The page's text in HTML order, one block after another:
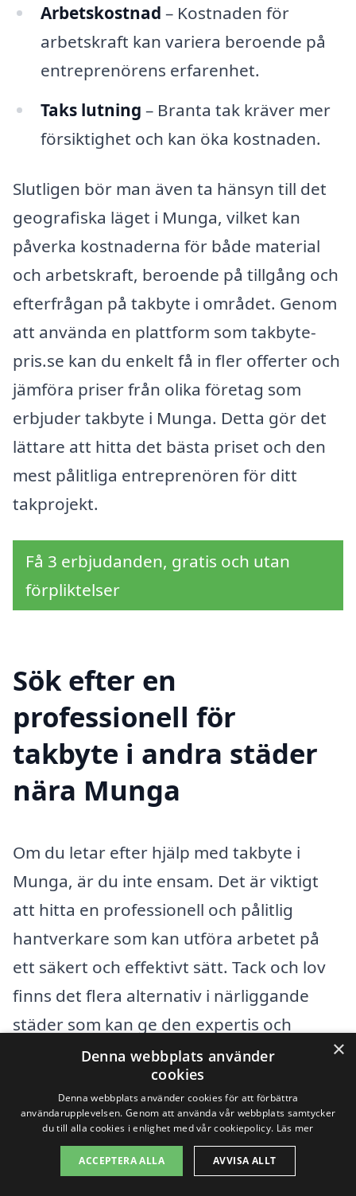
Arbetskostnad – Kostnaden för
arbetskraft kan variera beroende på
entreprenörens erfarenhet.
Taks lutning – Branta tak kräver mer
försiktighet och kan öka kostnaden.
Slutligen bör man även ta hänsyn till det
geografiska läget i Munga, vilket kan
påverka kostnaderna för både material
och arbetskraft, beroende på tillgång och
efterfrågan på takbyte i området. Genom
att använda en plattform som takbyte-
pris.se kan du enkelt få in fler offerter och
jämföra priser från olika företag som
erbjuder takbyte i Munga. Detta gör det
lättare att hitta det bästa priset och den
mest pålitliga entreprenören för ditt
takprojekt.
Få 3 erbjudanden, gratis och utan
förpliktelser
Sök efter en
professionell för
takbyte i andra städer
nära Munga
Om du letar efter hjälp med takbyte i
Munga, är du inte ensam. Det är viktigt
att hitta en professionell och pålitlig
hantverkare som kan utföra arbetet på
ett säkert och effektivt sätt. Tack och lov
finns det flera alternativ i närliggande
städer som kan ge den expertis och
service du behöver. Genom att söka efter
takbyte i Munga kan du dock också
överväga företag i följande städer:
Västerås
×
Denna webbplats använder
cookies
Denna webbplats använder cookies för att förbättra
användarupplevelsen. Genom att använda vår webbplats samtycker
du till alla cookies i enlighet med vår cookiepolicy. Läs mer
ACCEPTERA ALLA AVVISA ALLT